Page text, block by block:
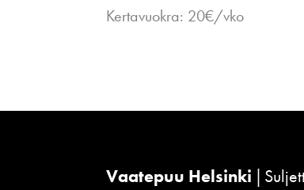
Kertavuokra: 20€/vko
Vaatepuu Helsinki